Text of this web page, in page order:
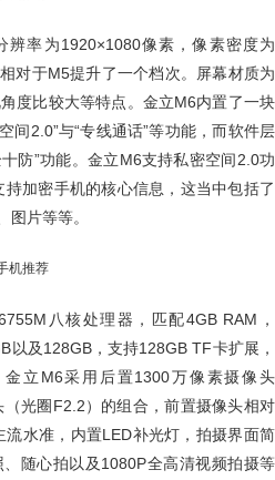
率为1920×1080像素，像素密度为
对于M5提升了一个档次。屏幕材质为
度比较大等特点。金立M6内置了一块
间2.0”与“专线通话”等功能，而软件层
防”功能。金立M6支持私密空间2.0功
加密手机的核心信息，这当中包括了
图片等等。
八核处理器，匹配4GB RAM，
以及128GB，支持128GB TF卡扩展，
立M6采用后置1300万像素摄像头
（光圈F2.2）的组合，前置摄像头相对
水准，内置LED补光灯，拍摄界面简
随心拍以及1080P全高清视频拍摄等